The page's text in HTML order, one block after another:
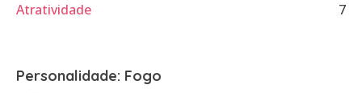
Atratividade
7
Personalidade: Fogo